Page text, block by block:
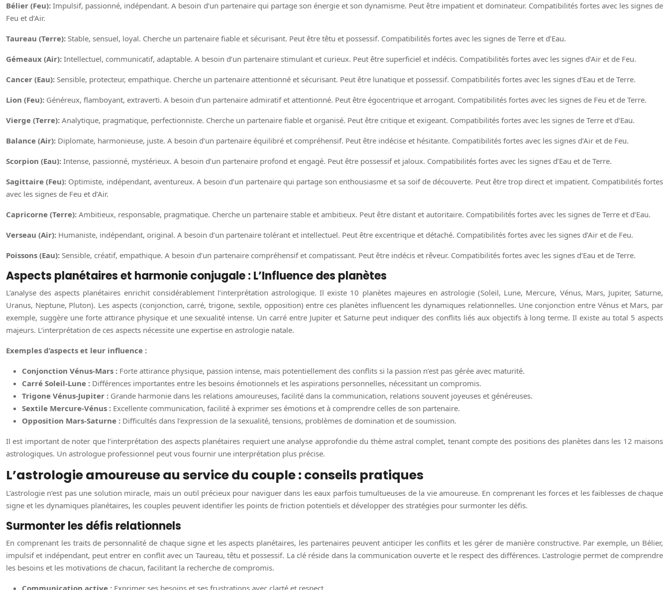
Bélier (Feu):Impulsif, passionné, indépendant. A besoin d’un partenaire qui partage son énergie et son dynamisme. Peut être impatient et dominateur. Compatibilités fortes avec les signes de
Feu et d’Air.
Taureau (Terre): Stable, sensuel, loyal. Cherche un partenaire fiable et sécurisant. Peut être têtu et possessif. Compatibilités fortes avec les signes de Terre et d’Eau.
Gémeaux (Air): Intellectuel, communicatif, adaptable. A besoin d’un partenaire stimulant et curieux. Peut être superficiel et indécis. Compatibilités fortes avec les signes d’Air et de Feu.
Cancer (Eau): Sensible, protecteur, empathique. Cherche un partenaire attentionné et sécurisant. Peut être lunatique et possessif. Compatibilités fortes avec les signes d’Eau et de Terre.
Lion (Feu): Généreux, flamboyant, extraverti. A besoin d’un partenaire admiratif et attentionné. Peut être égocentrique et arrogant. Compatibilités fortes avec les signes de Feu et de Terre.
Vierge (Terre): Analytique, pragmatique, perfectionniste. Cherche un partenaire fiable et organisé. Peut être critique et exigeant. Compatibilités fortes avec les signes de Terre et d’Eau.
Balance (Air): Diplomate, harmonieuse, juste. A besoin d’un partenaire équilibré et compréhensif. Peut être indécise et hésitante. Compatibilités fortes avec les signes d’Air et de Feu.
Scorpion (Eau): Intense, passionné, mystérieux. A besoin d’un partenaire profond et engagé. Peut être possessif et jaloux. Compatibilités fortes avec les signes d’Eau et de Terre.
Sagittaire (Feu): Optimiste, indépendant, aventureux. A besoin d’un partenaire qui partage son enthousiasme et sa soif de découverte. Peut être trop direct et impatient. Compatibilités fortes
avec les signes de Feu et d’Air.
Capricorne (Terre): Ambitieux, responsable, pragmatique. Cherche un partenaire stable et ambitieux. Peut être distant et autoritaire. Compatibilités fortes avec les signes de Terre et d’Eau.
Verseau (Air): Humaniste, indépendant, original. A besoin d’un partenaire tolérant et intellectuel. Peut être excentrique et détaché. Compatibilités fortes avec les signes d’Air et de Feu.
Poissons (Eau): Sensible, créatif, empathique. A besoin d’un partenaire compréhensif et compatissant. Peut être indécis et rêveur. Compatibilités fortes avec les signes d’Eau et de Terre.
Aspects planétaires et harmonie conjugale : L’Influence des planètes
L’analyse des aspects planétaires enrichit considérablement l’interprétation astrologique. Il existe 10 planètes majeures en astrologie (Soleil, Lune, Mercure, Vénus, Mars, Jupiter, Saturne,
Uranus, Neptune, Pluton). Les aspects (conjonction, carré, trigone, sextile, opposition) entre ces planètes influencent les dynamiques relationnelles. Une conjonction entre Vénus et Mars, par
exemple, suggère une forte attirance physique et une sexualité intense. Un carré entre Jupiter et Saturne peut indiquer des conflits liés aux objectifs à long terme. Il existe au total 5 aspects
majeurs. L’interprétation de ces aspects nécessite une expertise en astrologie natale.
Exemples d’aspects et leur influence :
Conjonction Vénus-Mars : Forte attirance physique, passion intense, mais potentiellement des conflits si la passion n’est pas gérée avec maturité.
Carré Soleil-Lune : Différences importantes entre les besoins émotionnels et les aspirations personnelles, nécessitant un compromis.
Trigone Vénus-Jupiter : Grande harmonie dans les relations amoureuses, facilité dans la communication, relations souvent joyeuses et généreuses.
Sextile Mercure-Vénus : Excellente communication, facilité à exprimer ses émotions et à comprendre celles de son partenaire.
Opposition Mars-Saturne : Difficultés dans l’expression de la sexualité, tensions, problèmes de domination et de soumission.
Il est important de noter que l’interprétation des aspects planétaires requiert une analyse approfondie du thème astral complet, tenant compte des positions des planètes dans les 12 maisons
astrologiques. Un astrologue professionnel peut vous fournir une interprétation plus précise.
L’astrologie amoureuse au service du couple : conseils pratiques
L’astrologie n’est pas une solution miracle, mais un outil précieux pour naviguer dans les eaux parfois tumultueuses de la vie amoureuse. En comprenant les forces et les faiblesses de chaque
signe et les dynamiques planétaires, les couples peuvent identifier les points de friction potentiels et développer des stratégies pour surmonter les défis.
Surmonter les défis relationnels
En comprenant les traits de personnalité de chaque signe et les aspects planétaires, les partenaires peuvent anticiper les conflits et les gérer de manière constructive. Par exemple, un Bélier,
impulsif et indépendant, peut entrer en conflit avec un Taureau, têtu et possessif. La clé réside dans la communication ouverte et le respect des différences. L’astrologie permet de comprendre
les besoins et les motivations de chacun, facilitant la recherche de compromis.
Communication active : Exprimer ses besoins et ses frustrations avec clarté et respect.